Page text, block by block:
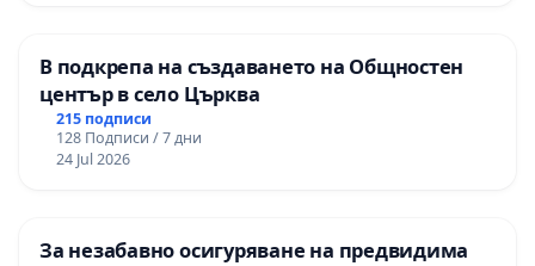
В подкрепа на създаването на Общностен
център в село Църква
215 подписи
128 Подписи / 7 дни
24 Jul 2026
За незабавно осигуряване на предвидима